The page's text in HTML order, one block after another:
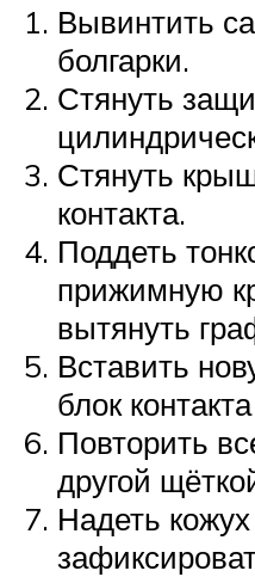
Вывинтить
болгарки.
Стянуть
Стянуть
контакта.
Поддеть
прижимную
вытянуть
Вставить
блок
Повторить
другой
Надеть